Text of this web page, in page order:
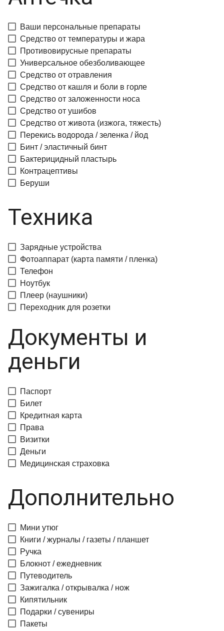
Ваши персональные препараты
Средство от температуры и жара
Противовирусные препараты
Универсальное обезболивающее
Средство от отравления
Средство от кашля и боли в горле
Средство от заложенности носа
Средство от ушибов
Средство от живота (изжога, тяжесть)
Перекись водорода / зеленка / йод
Бинт / эластичный бинт
Бактерицидный пластырь
Контрацептивы
Беруши
Техника
Зарядные устройства
Фотоаппарат (карта памяти / пленка)
Телефон
Ноутбук
Плеер (наушники)
Переходник для розетки
Документы и
деньги
Паспорт
Билет
Кредитная карта
Права
Визитки
Деньги
Медицинская страховка
Дополнительно
Мини утюг
Книги / журналы / газеты / планшет
Ручка
Блокнот / ежедневник
Путеводитель
Зажигалка / открывалка / нож
Кипятильник
Подарки / сувениры
Пакеты